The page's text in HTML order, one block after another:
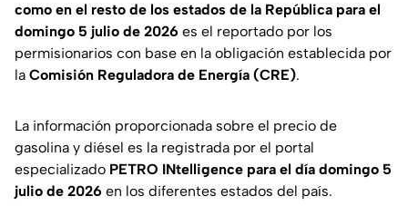
como en el resto de los estados de la República para el
domingo 5 julio de 2026 es el reportado por los
permisionarios con base en la obligación establecida por
la Comisión Reguladora de Energía (CRE).
La información proporcionada sobre el precio de
gasolina y diésel es la registrada por el portal
especializado PETRO INtelligence para el día domingo 5
julio de 2026 en los diferentes estados del país.